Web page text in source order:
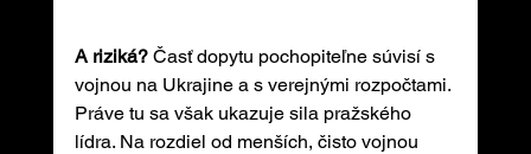
A riziká? Časť dopytu pochopiteľne súvisí s
vojnou na Ukrajine a s verejnými rozpočtami.
Práve tu sa však ukazuje sila pražského
lídra. Na rozdiel od menších, čisto vojnou